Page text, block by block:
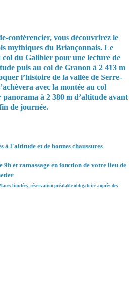
conférencier, vous découvrirez le
mythiques du Briançonnais. Le
du Galibier pour une lecture de
puis au col de Granon à 2 413 m
l’histoire de la vallée de Serre-
avec la montée au col
à 2 380 m d’altitude avant
de journée.
à l'altitude et de bonnes chaussures
et ramassage en fonction de votre lieu de
limitées, réservation préalable obligatoire auprès des